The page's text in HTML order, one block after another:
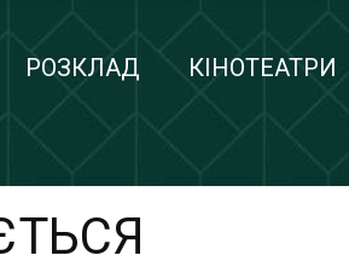
РОЗКЛАД КІНОТЕАТРИ